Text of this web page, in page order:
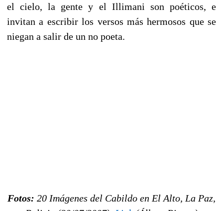
el cielo, la gente y el Illimani son poéticos, e
invitan a escribir los versos más hermosos que se
niegan a salir de un no poeta.
Fotos: 20 Imágenes del Cabildo en El Alto, La Paz,